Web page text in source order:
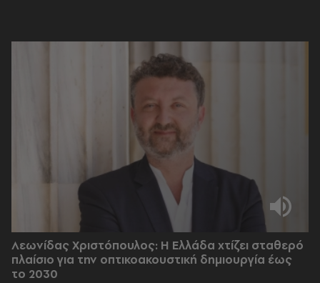
Λεωνίδας Χριστόπουλος: Η Ελλάδα χτίζει σταθερό
πλαίσιο για την οπτικοακουστική δημιουργία έως
το 2030